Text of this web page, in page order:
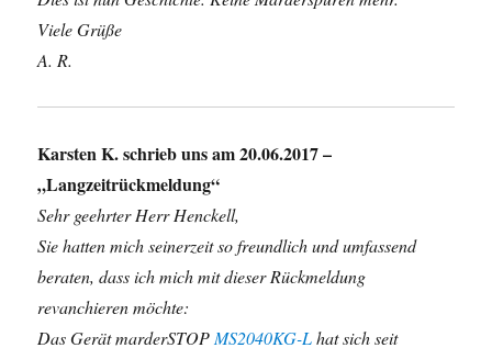
Viele Grüße
A. R.
Karsten K. schrieb uns am 20.06.2017 –
„Langzeitrückmeldung“
Sehr geehrter Herr Henckell,
Sie hatten mich seinerzeit so freundlich und umfassend
beraten, dass ich mich mit dieser Rückmeldung
revanchieren möchte:
Das Gerät marderSTOP MS2040KG-Lhat sich seit